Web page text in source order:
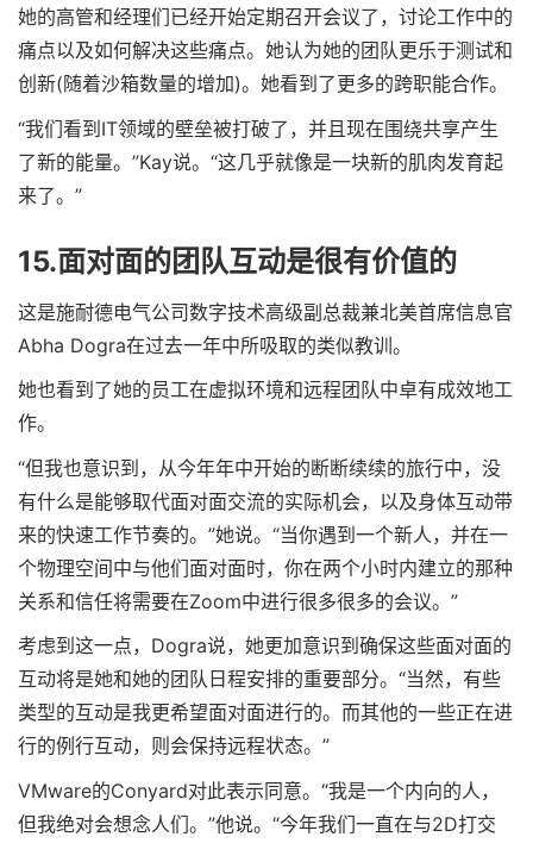
她的高管和经理们已经开始定期召开会议了，讨论工作中的
痛点以及如何解决这些痛点。她认为她的团队更乐于测试和
创新(随着沙箱数量的增加)。她看到了更多的跨职能合作。
“我们看到IT领域的壁垒被打破了，并且现在围绕共享产生
了新的能量。”Kay说。“这几乎就像是一块新的肌肉发育起
来了。”
15.面对面的团队互动是很有价值的
这是施耐德电气公司数字技术高级副总裁兼北美首席信息官
Abha Dogra在过去一年中所吸取的类似教训。
她也看到了她的员工在虚拟环境和远程团队中卓有成效地工
作。
“但我也意识到，从今年年中开始的断断续续的旅行中，没
有什么是能够取代面对面交流的实际机会，以及身体互动带
来的快速工作节奏的。”她说。“当你遇到一个新人，并在一
个物理空间中与他们面对面时，你在两个小时内建立的那种
关系和信任将需要在Zoom中进行很多很多的会议。”
考虑到这一点，Dogra说，她更加意识到确保这些面对面的
互动将是她和她的团队日程安排的重要部分。“当然，有些
类型的互动是我更希望面对面进行的。而其他的一些正在进
行的例行互动，则会保持远程状态。”
VMware的Conyard对此表示同意。“我是一个内向的人，
但我绝对会想念人们。”他说。“今年我们一直在与2D打交